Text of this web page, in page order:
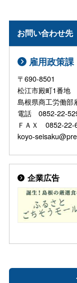
お問い合わせ先
雇用政策課
〒690-8501
松江市殿町1番地
島根県商工労働部
電話 0852-22-
ＦＡＸ 0852-22-
koyo-
企業広告